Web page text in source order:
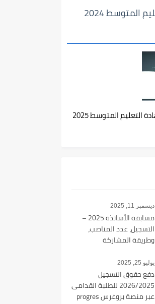
نتائج شهادة التعليم المتوسط 2024
موعد اعلان نتائج شهادة التعليم المتوسط 2025
ديسمبر 11, 2025
مسابقة الأساتذة 2025 –
التسجيل، عدد المناصب،
وطريقة المشاركة
يوليو 25, 2025
دفع حقوق التسجيل
2026/2025 للطلبة القدامى
عبر منصة بروغرس progres